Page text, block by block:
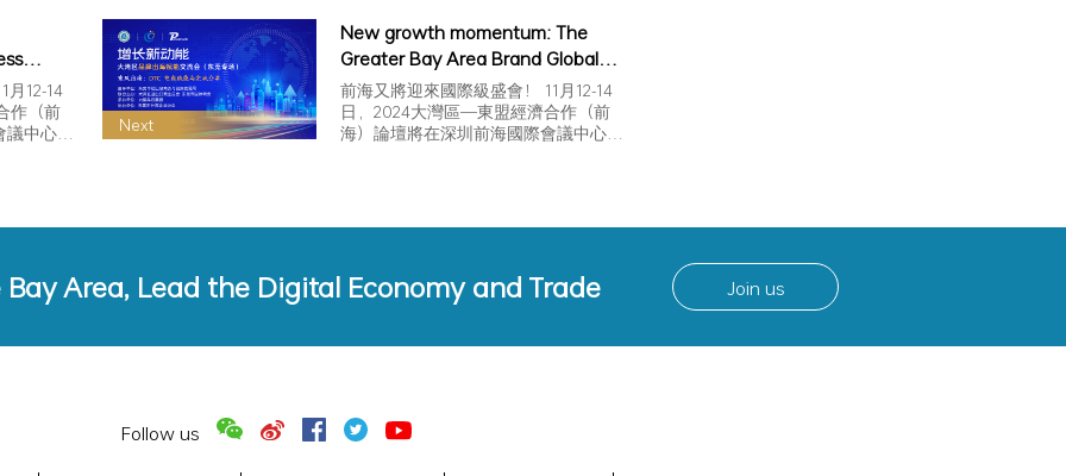
and
月12-14
作（前
議中心…
Next
New growth momentum: The
Greater Bay Area Brand Global
Empowerment Conference
(Dongguan special event) was
successfully held
前海又將迎來國際級盛會！ 11月12-14
日，2024大灣區—東盟經濟合作（前
海）論壇將在深圳前海國際會議中心…
Area, Lead the Digital Economy and Trade Join us
Follow us